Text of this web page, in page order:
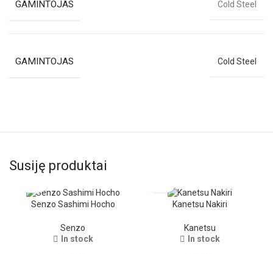
GAMINTOJAS Cold Steel
GAMINTOJAS Cold Steel
Susiję produktai
Senzo Sashimi Hocho
Senzo
In stock
Kanetsu Nakiri
Kanetsu
In stock